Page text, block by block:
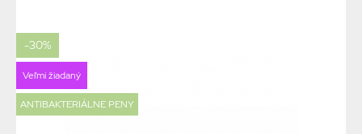
-30%
Veľmi žiadaný
ANTIBAKTERIÁLNE PENY